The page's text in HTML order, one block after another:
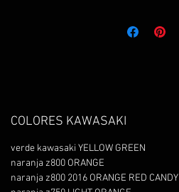
COLORES KAWASAKI
verde kawasaki YELLOW GREEN
naranja z800 ORANGE
naranja z800 2016 ORANGE RED CANDY